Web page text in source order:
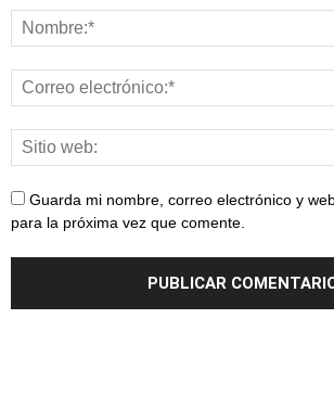
Guarda mi nombre, correo electrónico y
para la próxima vez que comente.